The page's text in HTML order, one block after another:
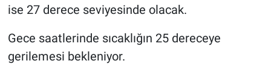
ise 27 derece seviyesinde olacak.
Gece saatlerinde sıcaklığın 25 dereceye
gerilemesi bekleniyor.